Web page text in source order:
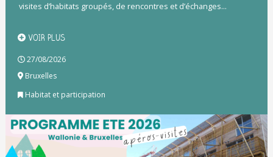
visites d’habitats groupés, de rencontres et d’échanges...
VOIR PLUS
27/08/2026
Bruxelles
Habitat et participation